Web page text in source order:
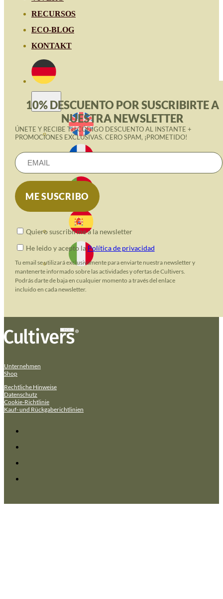
RECURSOS
ECO-BLOG
KONTAKT
10% DESCUENTO POR SUSCRIBIRTE A
NUESTRA NEWSLETTER
ÚNETE Y RECIBE TU CÓDIGO DESCUENTO AL INSTANTE +
PROMOCIONES EXCLUSIVAS. CERO SPAM, ¡PROMETIDO!
Quiero suscribirme a la newsletter
He leido y acepto la Política de privacidad
Tu email se utilizará exclusivamente para enviarte nuestra newsletter y
mantenerte informado sobre las actividades y ofertas de Cultivers.
Podrás darte de baja en cualquier momento a través del enlace
incluido en cada newsletter.
Unternehmen
Shop
Rechtliche Hinweise
Datenschutz
Cookie-Richtlinie
Kauf- und Rückgaberichtlinien